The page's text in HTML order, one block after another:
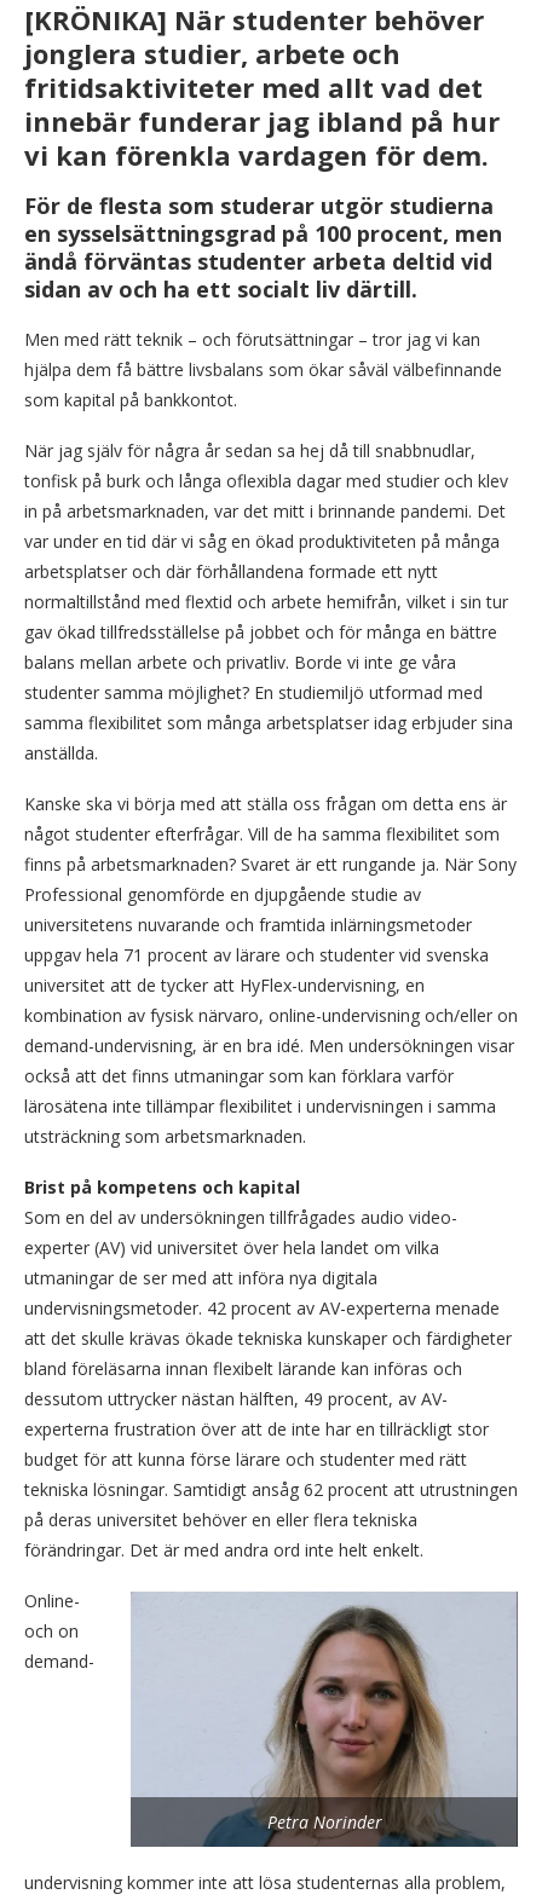
[KRÖNIKA] När studenter behöver
jonglera studier, arbete och
fritidsaktiviteter med allt vad det
innebär funderar jag ibland på hur
vi kan förenkla vardagen för dem.
För de flesta som studerar utgör studierna
en sysselsättningsgrad på 100 procent, men
ändå förväntas studenter arbeta deltid vid
sidan av och ha ett socialt liv därtill.
Men med rätt teknik – och förutsättningar – tror jag vi kan
hjälpa dem få bättre livsbalans som ökar såväl välbefinnande
som kapital på bankkontot.
När jag själv för några år sedan sa hej då till snabbnudlar,
tonfisk på burk och långa oflexibla dagar med studier och klev
in på arbetsmarknaden, var det mitt i brinnande pandemi. Det
var under en tid där vi såg en ökad produktiviteten på många
arbetsplatser och där förhållandena formade ett nytt
normaltillstånd med flextid och arbete hemifrån, vilket i sin tur
gav ökad tillfredsställelse på jobbet och för många en bättre
balans mellan arbete och privatliv. Borde vi inte ge våra
studenter samma möjlighet? En studiemiljö utformad med
samma flexibilitet som många arbetsplatser idag erbjuder sina
anställda.
Kanske ska vi börja med att ställa oss frågan om detta ens är
något studenter efterfrågar. Vill de ha samma flexibilitet som
finns på arbetsmarknaden? Svaret är ett rungande ja. När Sony
Professional genomförde en djupgående studie av
universitetens nuvarande och framtida inlärningsmetoder
uppgav hela 71 procent av lärare och studenter vid svenska
universitet att de tycker att HyFlex-undervisning, en
kombination av fysisk närvaro, online-undervisning och/eller on
demand-undervisning, är en bra idé. Men undersökningen visar
också att det finns utmaningar som kan förklara varför
lärosätena inte tillämpar flexibilitet i undervisningen i samma
utsträckning som arbetsmarknaden.
Brist på kompetens och kapital
Som en del av undersökningen tillfrågades audio video-
experter (AV) vid universitet över hela landet om vilka
utmaningar de ser med att införa nya digitala
undervisningsmetoder. 42 procent av AV-experterna menade
att det skulle krävas ökade tekniska kunskaper och färdigheter
bland föreläsarna innan flexibelt lärande kan införas och
dessutom uttrycker nästan hälften, 49 procent, av AV-
experterna frustration över att de inte har en tillräckligt stor
budget för att kunna förse lärare och studenter med rätt
tekniska lösningar. Samtidigt ansåg 62 procent att utrustningen
på deras universitet behöver en eller flera tekniska
förändringar. Det är med andra ord inte helt enkelt.
Petra Norinder
Online-
och on
demand-
undervisning kommer inte att lösa studenternas alla problem,